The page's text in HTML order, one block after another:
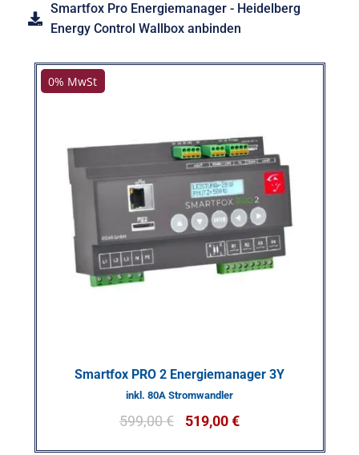
Smartfox Pro Energiemanager - Heidelberg
Energy Control Wallbox anbinden
0% MwSt
Smartfox PRO 2 Energiemanager 3Y
inkl. 80A Stromwandler
599,00€ 519,00€